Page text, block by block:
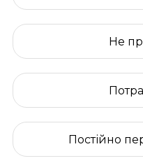
Не
Постійно